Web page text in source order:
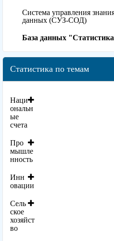
Система управления
данных (СУЗ-СОД)
База данных
Статистика по темам
Наци
ональн
ые
счета
Про
мышле
нность
Инн
овации
Сель
ское
хозяйст
во